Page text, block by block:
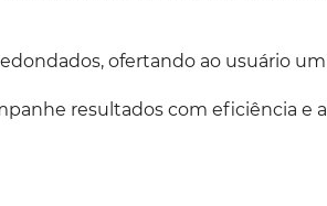
ofertando ao usuário
resultados com eficiência e